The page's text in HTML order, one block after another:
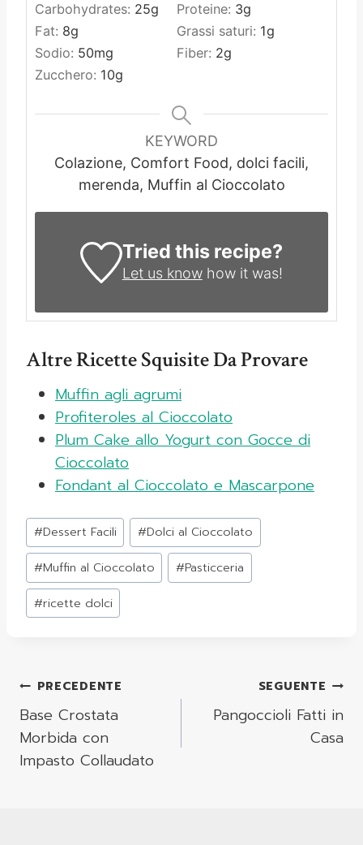
Carbohydrates: 25g Proteine: 3g
Fat: 8g Grassi saturi: 1g
Sodio: 50mg Fiber: 2g
Zucchero: 10g
KEYWORD
Colazione, Comfort Food, dolci facili,
merenda, Muffin al Cioccolato
Tried this recipe?
Let us knowhow it was!
Altre Ricette Squisite Da Provare
Muffin agli agrumi
Profiteroles al Cioccolato
Plum Cake allo Yogurt con Gocce di
Cioccolato
Fondant al Cioccolato e Mascarpone
Tag
articolo:
#Dessert Facili #Dolci al Cioccolato
#Muffin al Cioccolato #Pasticceria
#ricette dolci
Navigazione
Articoli
PRECEDENTE
Base Crostata
Morbida con
Impasto Collaudato
SEGUENTE
Pangoccioli Fatti in
Casa